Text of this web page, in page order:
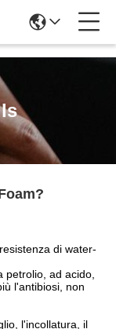
di water-
petrolio, ad acido,
l'antibiosi, non
l'incollatura, il